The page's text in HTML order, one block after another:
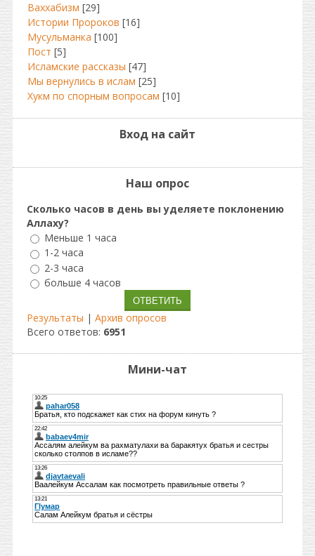
Ваххабизм [29]
Истории Пророков [16]
Мусульманка [100]
Пост [5]
Исламские рассказы [47]
Мы вернулись в ислам [25]
Хукм по спорным вопросам [10]
Вход на сайт
Наш опрос
Сколько часов в день вы уделяете поклонению
Аллаху?
Меньше 1 часа
1-2 часа
2-3 часа
больше 4 часов
Результаты | Архив опросов
Всего ответов: 6951
Мини-чат